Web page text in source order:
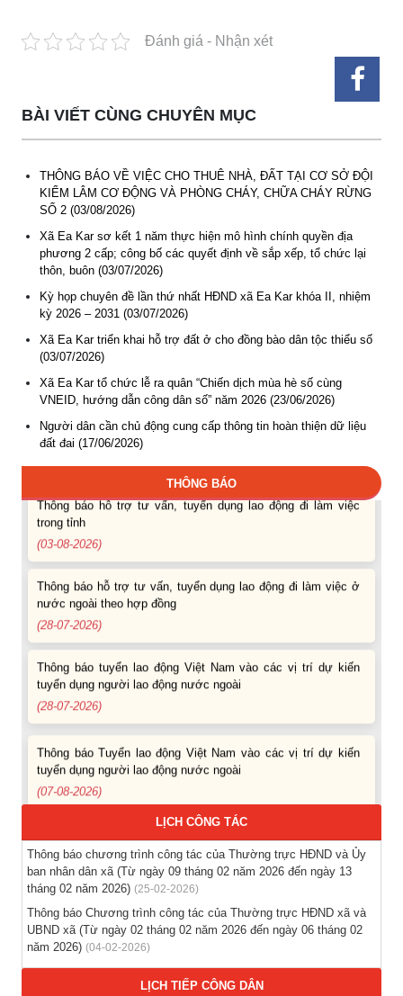
Đánh giá - Nhận xét
BÀI VIẾT CÙNG CHUYÊN MỤC
THÔNG BÁO VỀ VIỆC CHO THUÊ NHÀ, ĐẤT TẠI CƠ SỞ ĐỘI
KIỂM LÂM CƠ ĐỘNG VÀ PHÒNG CHÁY, CHỮA CHÁY RỪNG
SỐ 2 (03/08/2026)
Xã Ea Kar sơ kết 1 năm thực hiện mô hình chính quyền địa
phương 2 cấp; công bố các quyết định về sắp xếp, tổ chức lại
thôn, buôn (03/07/2026)
Kỳ họp chuyên đề lần thứ nhất HĐND xã Ea Kar khóa II, nhiệm
kỳ 2026 – 2031 (03/07/2026)
Xã Ea Kar triển khai hỗ trợ đất ở cho đồng bào dân tộc thiểu số
(03/07/2026)
Xã Ea Kar tổ chức lễ ra quân “Chiến dịch mùa hè số cùng
VNEID, hướng dẫn công dân số” năm 2026 (23/06/2026)
Người dân cần chủ động cung cấp thông tin hoàn thiện dữ liệu
đất đai (17/06/2026)
THÔNG BÁO
Thông báo Tuyển lao động Việt Nam vào các vị trí dự kiến
tuyển dụng người lao động nước ngoài
(07-08-2026)
Thông báo các khóa đào tạo năm học 2026-2027
(04-08-2026)
Thông báo hỗ trợ tư vấn, tuyển dụng lao động đi làm việc
trong tỉnh
(03-08-2026)
nước ngoài theo hợp đồng
(28-07-2026)
tuyển dụng người lao động nước ngoài
(28-07-2026)
tuyển dụng người lao động nước ngoài
(07-08-2026)
Thông báo các khóa đào tạo năm học 2026-2027
(04-08-2026)
Thông báo hỗ trợ tư vấn, tuyển dụng lao động đi làm việc
(03-08-2026)
Thông báo hỗ trợ tư vấn, tuyển dụng lao động đi làm việc ở
nước ngoài theo hợp đồng
LỊCH CÔNG TÁC
Thông báo chương trình công tác của Thường trực HĐND và Ủy
ban nhân dân xã (Từ ngày 09 tháng 02 năm 2026 đến ngày 13
tháng 02 năm 2026) (25-02-2026)
Thông báo Chương trình công tác của Thường trực HĐND xã và
UBND xã (Từ ngày 02 tháng 02 năm 2026 đến ngày 06 tháng 02
năm 2026) (04-02-2026)
LỊCH TIẾP CÔNG DÂN